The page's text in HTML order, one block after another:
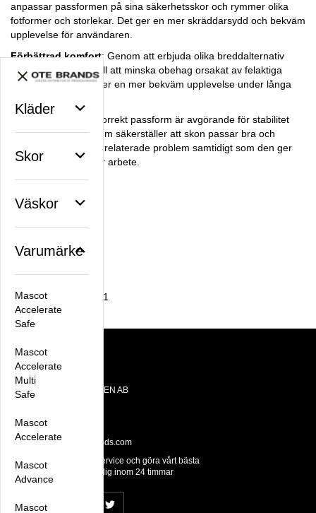
Kläder
Skor
Väskor
Varumärke
Mascot
Accelerate
Safe
Mascot
Accelerate
Multi
Safe
Mascot
Accelerate
Mascot
Advance
Mascot
anpassar passformen på sina säkerhetsskor och rymmer olika
fotformer och storlekar. Det ger en mer skräddarsydd och bekväm
upplevelse för användaren.
Förbättrad komfort: Genom att erbjuda olika breddalternativ
syftar detta system till att minska obehag orsakat av felaktiga
skor, vilket säkerställer en mer bekväm upplevelse under långa
Stöd och stabilitet: Korrekt passform är avgörande för stabilitet
och stöd. Detta system säkerställer att skon passar bra och
minskar risken för fotrelaterade problem samtidigt som den ger
bättre stabilitet under arbete.
Facebook
X Email
VDPRO3800ESDS2-1
Kontakt
OTE BRANDS SWEDEN AB
Email: hello@otebrands.com
Vi prioriterar snabb service och göra vårt bästa
för att återkomma till dig inom 24 timmar